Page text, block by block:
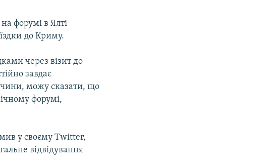
форумі в Ялті
до Криму.
через візит до
завдає
можу сказати, що
форумі,
у своєму Twitter,
відвідування